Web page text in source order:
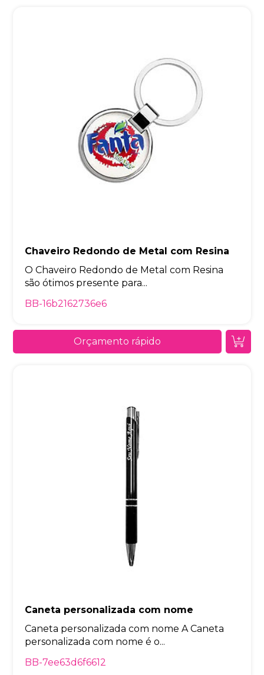
Chaveiro Redondo de Metal com Resina
O Chaveiro Redondo de Metal com Resina
são ótimos presente para...
BB-16b2162736e6
Orçamento rápido
Caneta personalizada com nome
Caneta personalizada com nome A Caneta
personalizada com nome é o...
BB-7ee63d6f6612